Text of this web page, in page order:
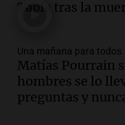
Audio.
Una mañana
Episodios
Audio.Altas
cabra que
Tapia tras la
Una mañana para todos
Matías Pourrain
hombres se lo
preguntas y